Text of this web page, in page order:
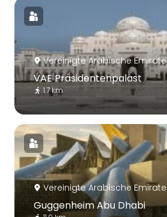
Vereinigte Arabische Emirate
VAE Präsidentenpalast
1.7 km
Vereinigte Arabische Emirate
Guggenheim Abu Dhabi